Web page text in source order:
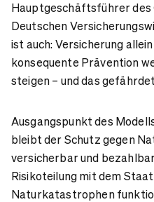
Hauptgeschäftsführer des
Deutschen
ist auch: Versicherung
konsequente Prävention
steigen – und das
Ausgangspunkt des
bleibt der Schutz gegen
versicherbar und
Risikoteilung mit dem
Naturkatastrophen